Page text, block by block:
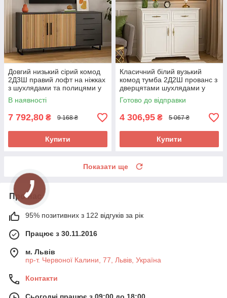
Довгий низький сірий комод
2Д3Ш правий лофт на ніжках
з шухлядами та полицями у
вітальню зал Стелла Мебель
Сервіс
В наявності
7 792,80 ₴ 9 168 ₴
Купити
Класичний білий вузький
комод тумба 2Д2Ш прованс з
дверцятами шухлядами у
вітальню Іріс Мебель Сервіс
Готово до відправки
4 306,95 ₴ 5 067 ₴
Купити
Показати ще
Про нас
95% позитивних з 122 відгуків за рік
Працює з 30.11.2016
м. Львів
пр-т. Червоної Калини, 77, Львів, Україна
Контакти